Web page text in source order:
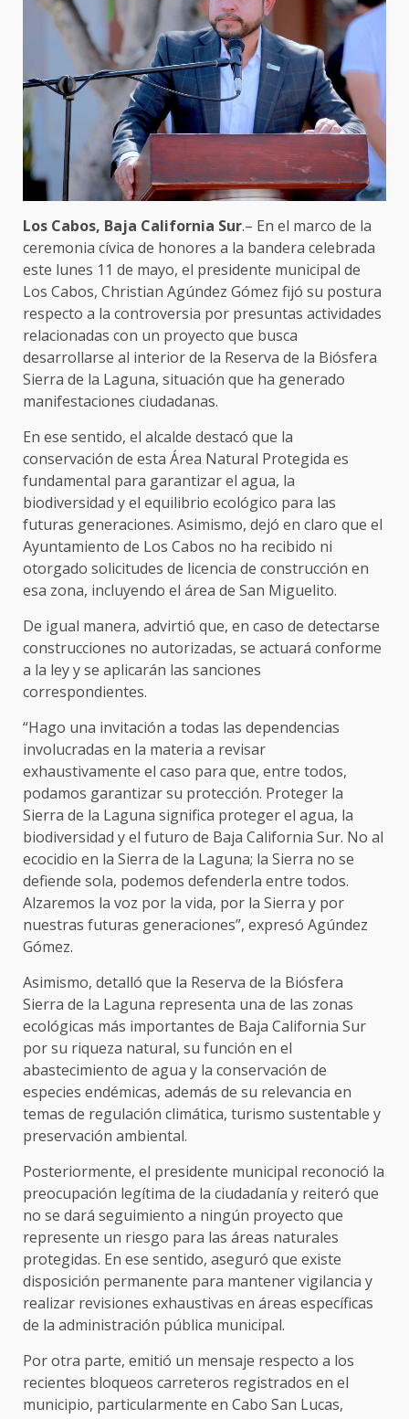
Los Cabos, Baja California Sur.– En el marco de la
ceremonia cívica de honores a la bandera celebrada
este lunes 11 de mayo, el presidente municipal de
Los Cabos, Christian Agúndez Gómez fijó su postura
respecto a la controversia por presuntas actividades
relacionadas con un proyecto que busca
desarrollarse al interior de la Reserva de la Biósfera
Sierra de la Laguna, situación que ha generado
manifestaciones ciudadanas.
En ese sentido, el alcalde destacó que la
conservación de esta Área Natural Protegida es
fundamental para garantizar el agua, la
biodiversidad y el equilibrio ecológico para las
futuras generaciones. Asimismo, dejó en claro que el
Ayuntamiento de Los Cabos no ha recibido ni
otorgado solicitudes de licencia de construcción en
esa zona, incluyendo el área de San Miguelito.
De igual manera, advirtió que, en caso de detectarse
construcciones no autorizadas, se actuará conforme
a la ley y se aplicarán las sanciones
correspondientes.
“Hago una invitación a todas las dependencias
involucradas en la materia a revisar
exhaustivamente el caso para que, entre todos,
podamos garantizar su protección. Proteger la
Sierra de la Laguna significa proteger el agua, la
biodiversidad y el futuro de Baja California Sur. No al
ecocidio en la Sierra de la Laguna; la Sierra no se
defiende sola, podemos defenderla entre todos.
Alzaremos la voz por la vida, por la Sierra y por
nuestras futuras generaciones”, expresó Agúndez
Gómez.
Asimismo, detalló que la Reserva de la Biósfera
Sierra de la Laguna representa una de las zonas
ecológicas más importantes de Baja California Sur
por su riqueza natural, su función en el
abastecimiento de agua y la conservación de
especies endémicas, además de su relevancia en
temas de regulación climática, turismo sustentable y
preservación ambiental.
Posteriormente, el presidente municipal reconoció la
preocupación legítima de la ciudadanía y reiteró que
no se dará seguimiento a ningún proyecto que
represente un riesgo para las áreas naturales
protegidas. En ese sentido, aseguró que existe
disposición permanente para mantener vigilancia y
realizar revisiones exhaustivas en áreas específicas
de la administración pública municipal.
Por otra parte, emitió un mensaje respecto a los
recientes bloqueos carreteros registrados en el
municipio, particularmente en Cabo San Lucas,